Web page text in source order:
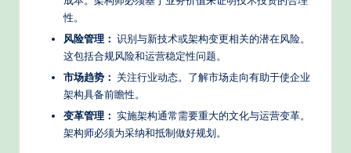
性。
风险管理： 识别与新技术或架构变更相关的潜在风险。
这包括合规风险和运营稳定性问题。
市场趋势： 关注行业动态。了解市场走向有助于使企业
架构具备前瞻性。
变革管理： 实施架构通常需要重大的文化与运营变革。
架构师必须为采纳和抵制做好规划。